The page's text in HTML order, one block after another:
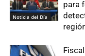
Noticia del Día
para